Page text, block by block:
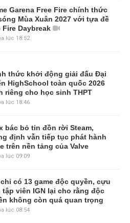
Garena Free Fire chính thức
Mùa Xuân 2027 với tựa đề
Fire Daybreak
lúc 18:52
thức khởi động giải đấu Đại
HighSchool toàn quốc 2026
riêng cho học sinh THPT
lúc 18:46
bác bỏ tin đồn rời Steam,
định vẫn tiếp tục phát hành
trên nền tảng của Valve
lúc 09:09
chỉ có 13 game độc quyền, cựu
tập viên IGN lại cho rằng độc
không còn quá quan trọng
lúc 08:54